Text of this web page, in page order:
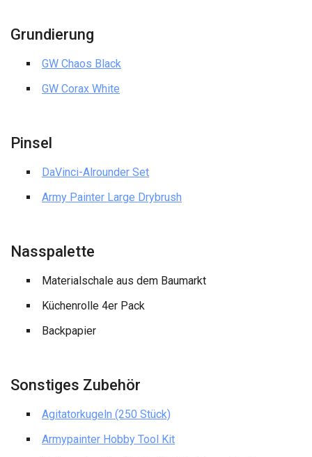
Grundierung
GW Chaos Black
GW Corax White
Pinsel
DaVinci-Alrounder Set
Army Painter Large Drybrush
Nasspalette
Materialschale aus dem Baumarkt
Küchenrolle 4er Pack
Backpapier
Sonstiges Zubehör
Agitatorkugeln (250 Stück)
Armypainter Hobby Tool Kit